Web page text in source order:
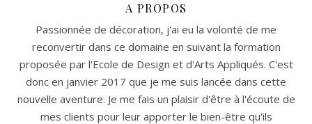
A PROPOS
Passionnée de décoration, j'ai eu la volonté de me
reconvertir dans ce domaine en suivant la formation
proposée par l'Ecole de Design et d'Arts Appliqués. C'est
donc en janvier 2017 que je me suis lancée dans cette
nouvelle aventure. Je me fais un plaisir d'être à l'écoute de
mes clients pour leur apporter le bien-être qu'ils